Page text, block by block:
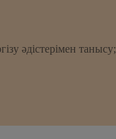
әдістерімен танысу;